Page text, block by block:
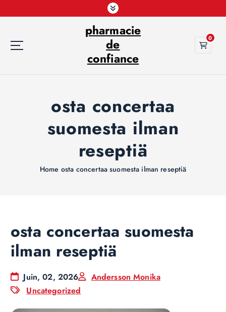
k
pharmacie
de
confiance
0
osta concertaa
suomesta ilman
reseptiä
Home osta concertaa suomesta ilman reseptiä
osta concertaa suomesta
ilman reseptiä
Juin, 02, 2026
Andersson Monika
Uncategorized